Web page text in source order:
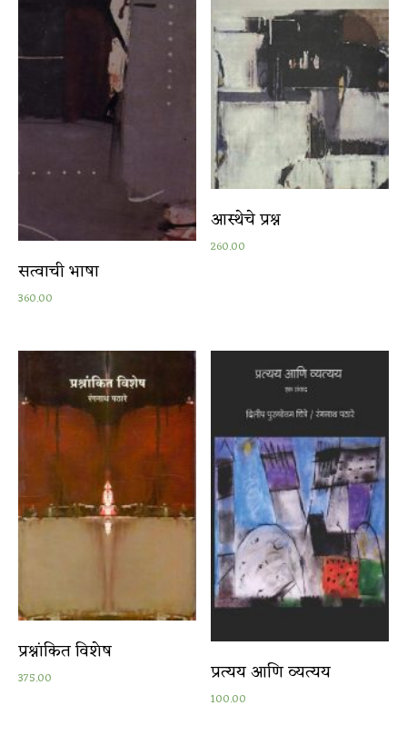
सत्वाची भाषा
360.00
आस्थेचे प्रश्न
260.00
प्रश्नांकित विशेष
375.00 प्रत्यय आणि व्यत्यय
100.00